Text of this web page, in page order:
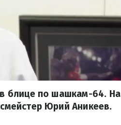
блице по шашкам-64. На
Юрий Аникеев.